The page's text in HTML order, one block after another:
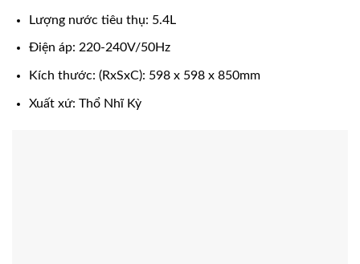
Lượng nước tiêu thụ: 5.4L
Điện áp: 220-240V/50Hz
Kích thước: (RxSxC): 598 x 598 x 850mm
Xuất xứ: Thổ Nhĩ Kỳ